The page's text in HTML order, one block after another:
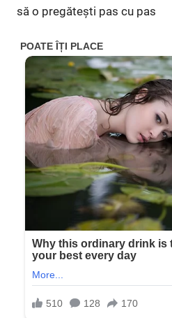
să o pregătești pas cu pas